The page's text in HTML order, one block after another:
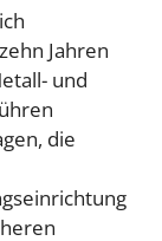
Jahren
und
die